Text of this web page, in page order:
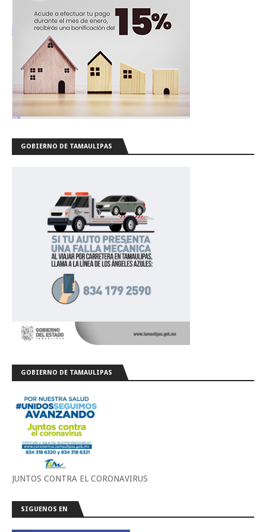
GOBIERNO DE TAMAULIPAS
GOBIERNO DE TAMAULIPAS
JUNTOS CONTRA EL CORONAVIRUS
SIGUENOS EN